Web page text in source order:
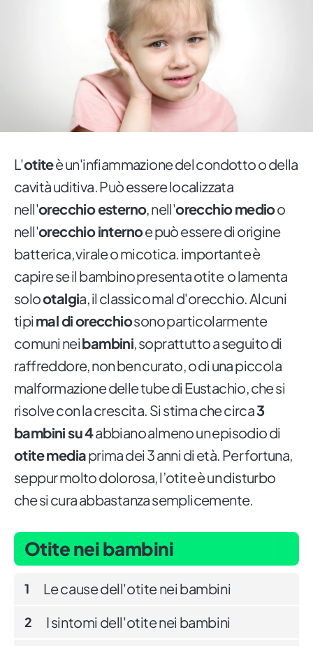
L'otiteè un'infiammazione del condotto o della
cavità uditiva. Può essere localizzata
nell'orecchio esterno, nell'orecchio medioo
nell'orecchio internoe può essere di origine
batterica, virale o micotica. importante è
capire se il bambino presenta otite o lamenta
solootalgia, il classico mal d'orecchio. Alcuni
tipi mal di orecchiosono particolarmente
comuni neibambini, soprattutto a seguito di
raffreddore, non ben curato, o di una piccola
malformazione delle tube di Eustachio, che si
risolve con la crescita. Si stima che circa3
bambini su 4abbiano almeno un episodio di
otite mediaprima dei 3 anni di età. Per fortuna,
seppur molto dolorosa, l’otite è un disturbo
che si cura abbastanza semplicemente.
Otite nei bambini
1 Le cause dell'otite nei bambini
2 I sintomi dell'otite nei bambini